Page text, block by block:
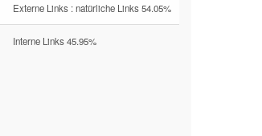
Externe Links : natürliche Links 54.05%
Interne Links 45.95%